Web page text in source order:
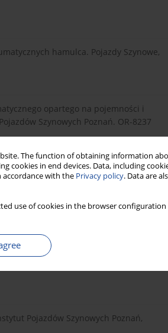
The function of obtaining information
in end devices. Data, including
accordance with the Privacy policy. Data are
use of cookies in the browser
hamulca. Pojazdy Szynowe,
opartego na pojemności i
Szynowych Poznań. OR-8237
przewodu głównego na podstawie
wymagań podanych w karcie
2001r.
o wyniki symulacji propozycji
Pojazdów Szynowych Poznań, OR-
Pojazdów Szynowych Poznań,